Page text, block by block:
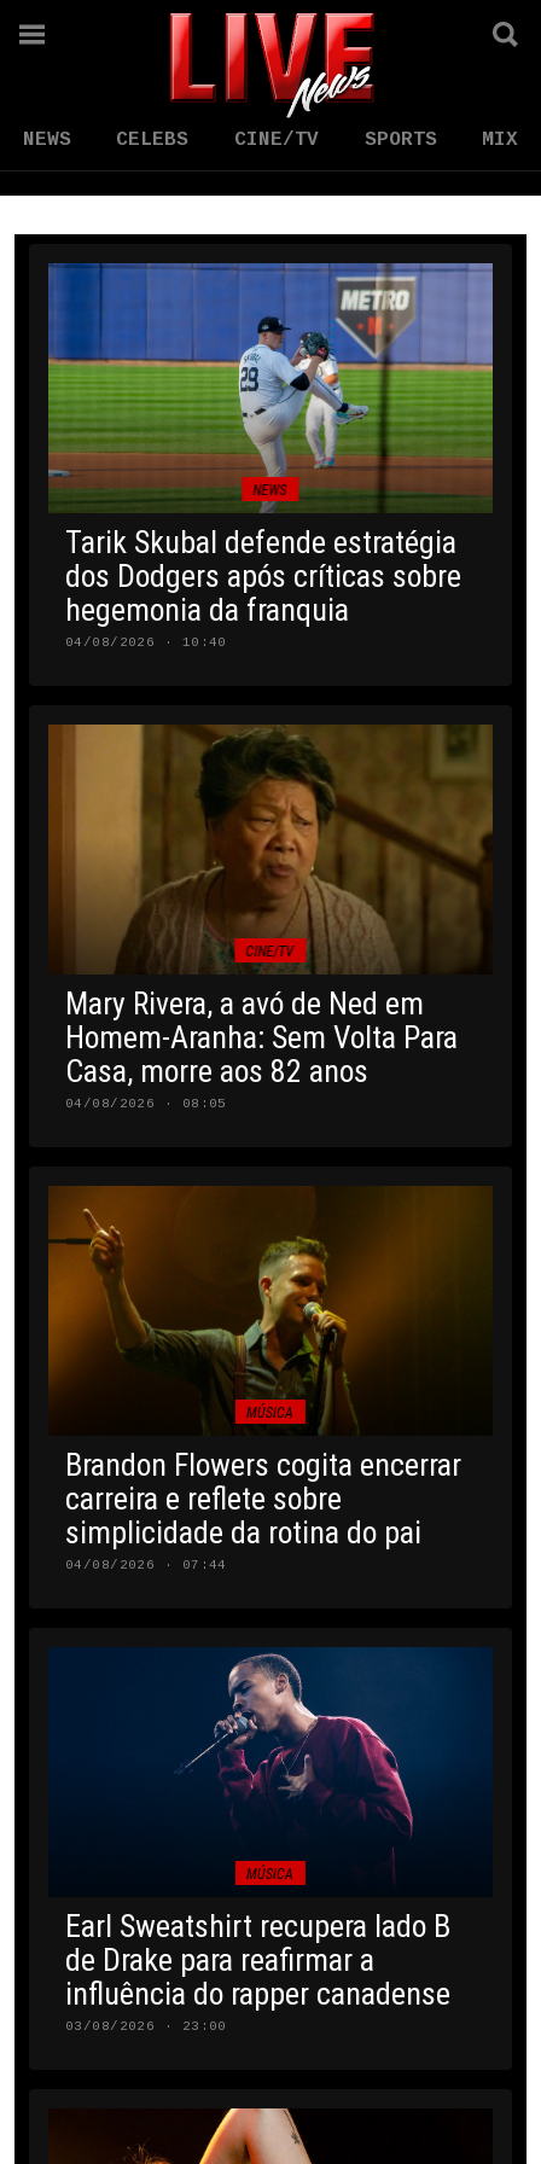
NEWS CELEBS CINE/TV SPORTS MIX
NEWS
Tarik Skubal defende estratégia
dos Dodgers após críticas sobre
hegemonia da franquia
04/08/2026 · 10:40
CINE/TV
Mary Rivera, a avó de Ned em
Homem-Aranha: Sem Volta Para
Casa, morre aos 82 anos
04/08/2026 · 08:05
MÚSICA
Brandon Flowers cogita encerrar
carreira e reflete sobre
simplicidade da rotina do pai
04/08/2026 · 07:44
MÚSICA
Earl Sweatshirt recupera lado B
de Drake para reafirmar a
influência do rapper canadense
03/08/2026 · 23:00